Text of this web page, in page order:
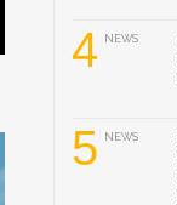
4 NEWS
5 NEWS